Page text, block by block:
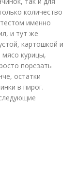
количество
именно
и тут же
картошкой и
курицы,
порезать
остатки
в пирог.